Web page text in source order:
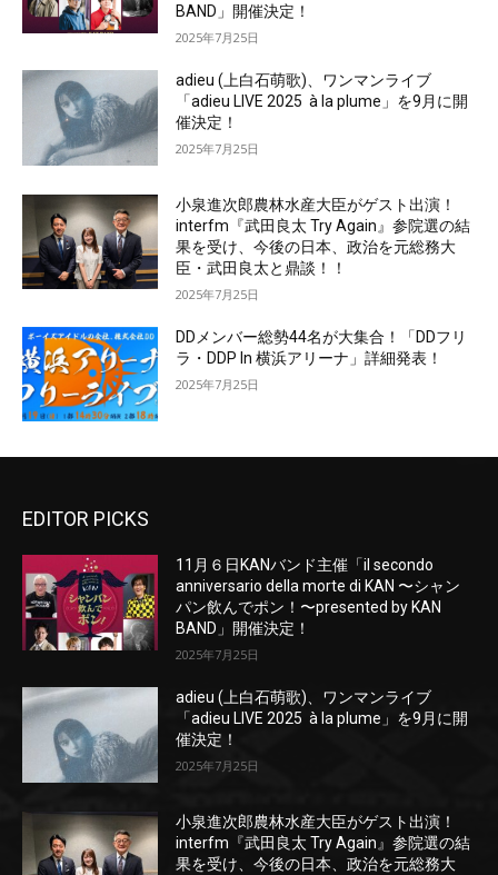
BAND」開催決定！
2025年7月25日
adieu (上白石萌歌)、ワンマンライブ
「adieu LIVE 2025 à la plume」を9月に開
催決定！
2025年7月25日
小泉進次郎農林水産大臣がゲスト出演！
interfm『武田良太 Try Again』参院選の結
果を受け、今後の日本、政治を元総務大
臣・武田良太と鼎談！！
2025年7月25日
DDメンバー総勢44名が大集合！「DDフリ
ラ・DDP In 横浜アリーナ」詳細発表！
2025年7月25日
EDITOR PICKS
11月６日KANバンド主催「il secondo
anniversario della morte di KAN 〜シャン
パン飲んでポン！〜presented by KAN
BAND」開催決定！
2025年7月25日
adieu (上白石萌歌)、ワンマンライブ
「adieu LIVE 2025 à la plume」を9月に開
催決定！
2025年7月25日
小泉進次郎農林水産大臣がゲスト出演！
interfm『武田良太 Try Again』参院選の結
果を受け、今後の日本、政治を元総務大